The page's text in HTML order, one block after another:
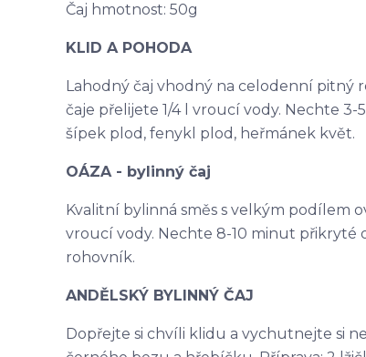
Čaj hmotnost: 50g
KLID A POHODA
Lahodný čaj vhodný na celodenní pitný
čaje přelijete 1/4 l vroucí vody. Nechte
šípek plod, fenykl plod, heřmánek květ.
OÁZA - bylinný čaj
Kvalitní bylinná směs s velkým podílem
vroucí vody. Nechte 8-10 minut přikryté
rohovník.
ANDĚLSKÝ BYLINNÝ ČAJ
Dopřejte si chvíli klidu a vychutnejte si